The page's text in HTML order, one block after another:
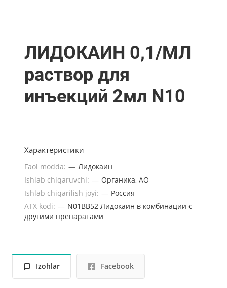
ЛИДОКАИН 0,1/МЛ
раствор для
инъекций 2мл N10
Характеристики
Faol modda: — Лидокаин
Ishlab chiqaruvchi: — Органика, АО
Ishlab chiqarilish joyi: — Россия
ATX kodi: — N01BB52 Лидокаин в комбинации с
другими препаратами
Izohlar Facebook